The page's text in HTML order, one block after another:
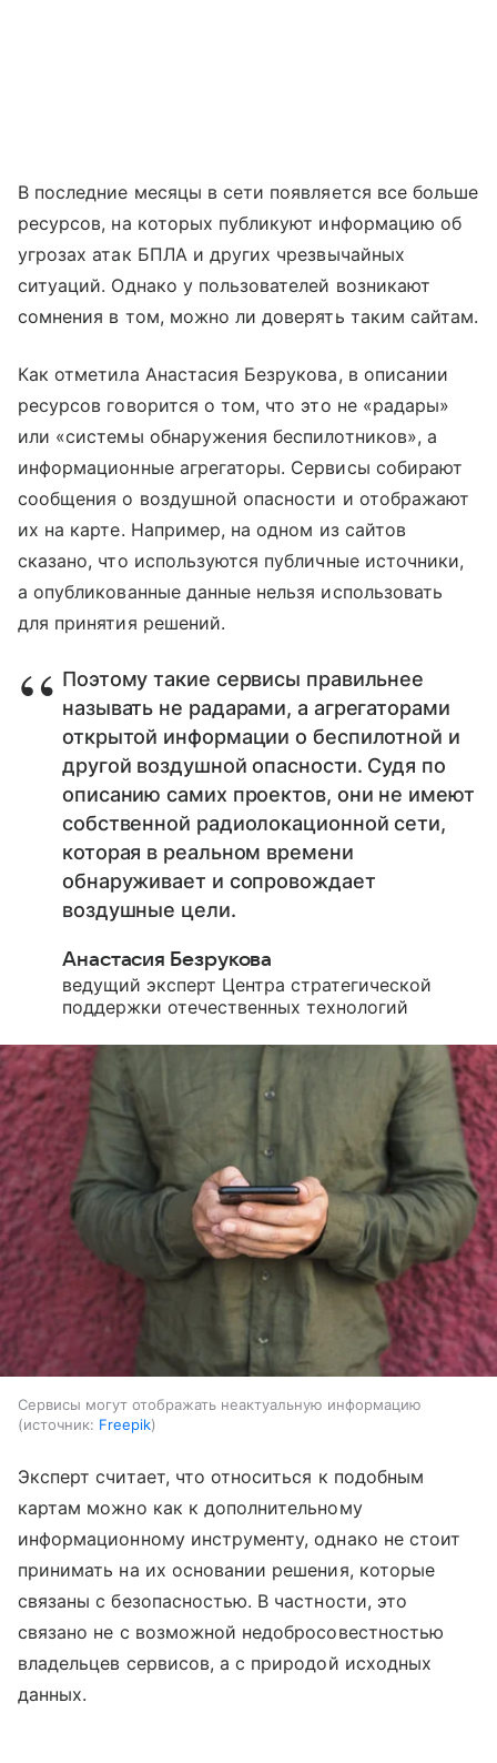
В последние месяцы в сети появляется все больше
ресурсов, на которых публикуют информацию об
угрозах атак БПЛА и других чрезвычайных
ситуаций. Однако у пользователей возникают
сомнения в том, можно ли доверять таким сайтам.
Как отметила Анастасия Безрукова, в описании
ресурсов говорится о том, что это не «радары»
или «системы обнаружения беспилотников», а
информационные агрегаторы. Сервисы собирают
сообщения о воздушной опасности и отображают
их на карте. Например, на одном из сайтов
сказано, что используются публичные источники,
а опубликованные данные нельзя использовать
для принятия решений.
Поэтому такие сервисы правильнее
называть не радарами, а агрегаторами
открытой информации о беспилотной и
другой воздушной опасности. Судя по
описанию самих проектов, они не имеют
собственной радиолокационной сети,
которая в реальном времени
обнаруживает и сопровождает
воздушные цели.
Анастасия Безрукова
ведущий эксперт Центра стратегической
поддержки отечественных технологий
Сервисы могут отображать неактуальную информацию
источник: Freepik
Эксперт считает, что относиться к подобным
картам можно как к дополнительному
информационному инструменту, однако не стоит
принимать на их основании решения, которые
связаны с безопасностью. В частности, это
связано не с возможной недобросовестностью
владельцев сервисов, а с природой исходных
данных.